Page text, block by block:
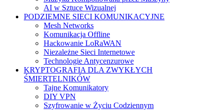
AI w Sztuce Wizualnej
PODZIEMNE SIECI KOMUNIKACYJNE
Mesh Networks
Komunikacja Offline
Hackowanie LoRaWAN
Niezależne Sieci Internetowe
Technologie Antycenzurowe
KRYPTOGRAFIA DLA ZWYKŁYCH
ŚMIERTELNIKÓW
Tajne Komunikatory
DIY VPN
Szyfrowanie w Życiu Codziennym